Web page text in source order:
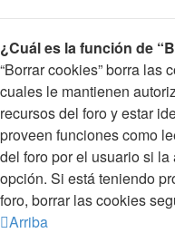
¿Cuál es la función de
“Borrar cookies” borra las
cuales le mantienen
recursos del foro y estar
proveen funciones como
del foro por el usuario si
opción. Si está teniendo
foro, borrar las cookies
Arriba